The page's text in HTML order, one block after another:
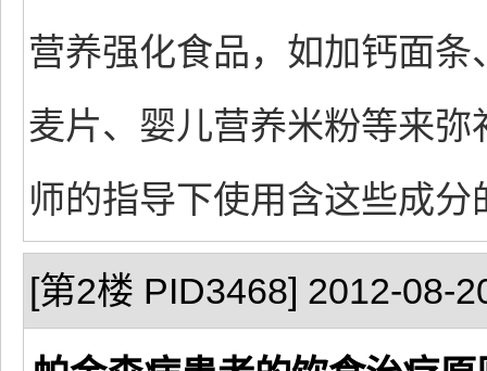
营养强化食品，如加钙面
麦片、婴儿营养米粉等来
师的指导下使用含这些成分
[第2楼 PID3468] 2012-08-